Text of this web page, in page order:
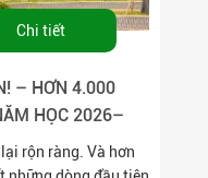
Chi tiết
– HƠN 4.000
HỌC 2026–
rộn ràng. Và hơn